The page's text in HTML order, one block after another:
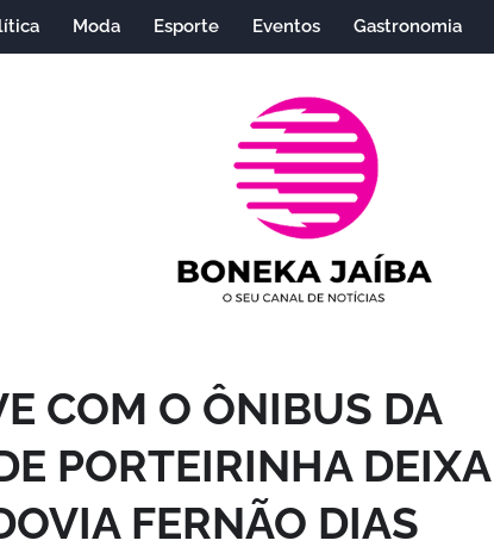
Moda Esporte Eventos Gastronomia
COM O ÔNIBUS DA
PORTEIRINHA DEIXA
FERNÃO DIAS